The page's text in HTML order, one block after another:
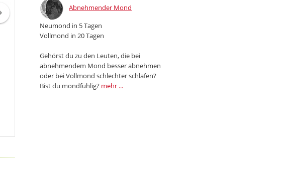
Abnehmender Mond
Neumond in 5 Tagen
Vollmond in 20 Tagen
Gehörst du zu den Leuten, die bei
abnehmendem Mond besser abnehmen
oder bei Vollmond schlechter schlafen?
Bist du mondfühlig? mehr ...